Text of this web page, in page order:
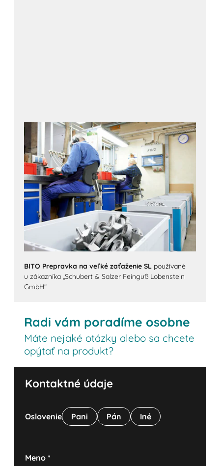
BITO Prepravka na veľké zaťaženie SL používané
u zákazníka „Schubert & Salzer Feinguß Lobenstein
GmbH“
Radi vám poradíme osobne
Máte nejaké otázky alebo sa chcete
opýtať na produkt?
Kontaktné údaje
Oslovenie Pani Pán Iné
Meno*